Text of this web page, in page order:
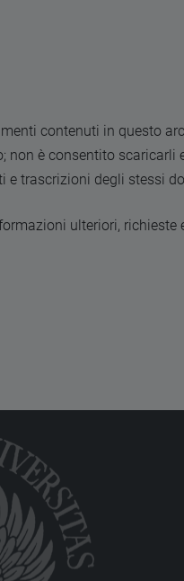
contenuti in questo
non è consentito
e trascrizioni degli stessi
ulteriori, richieste